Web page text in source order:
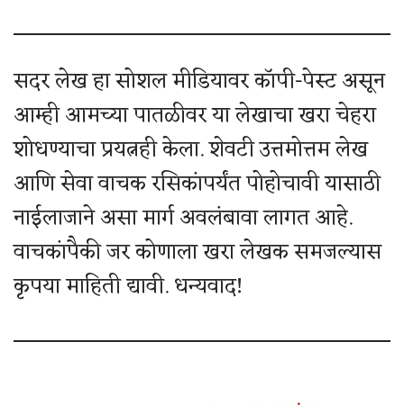
सदर लेख हा सोशल मीडियावर कॉपी-पेस्ट असून
आम्ही आमच्या पातळीवर या लेखाचा खरा चेहरा
शोधण्याचा प्रयत्नही केला. शेवटी उत्तमोत्तम लेख
आणि सेवा वाचक रसिकांपर्यंत पोहोचावी यासाठी
नाईलाजाने असा मार्ग अवलंबावा लागत आहे.
वाचकांपैकी जर कोणाला खरा लेखक समजल्यास
कृपया माहिती द्यावी. धन्यवाद!